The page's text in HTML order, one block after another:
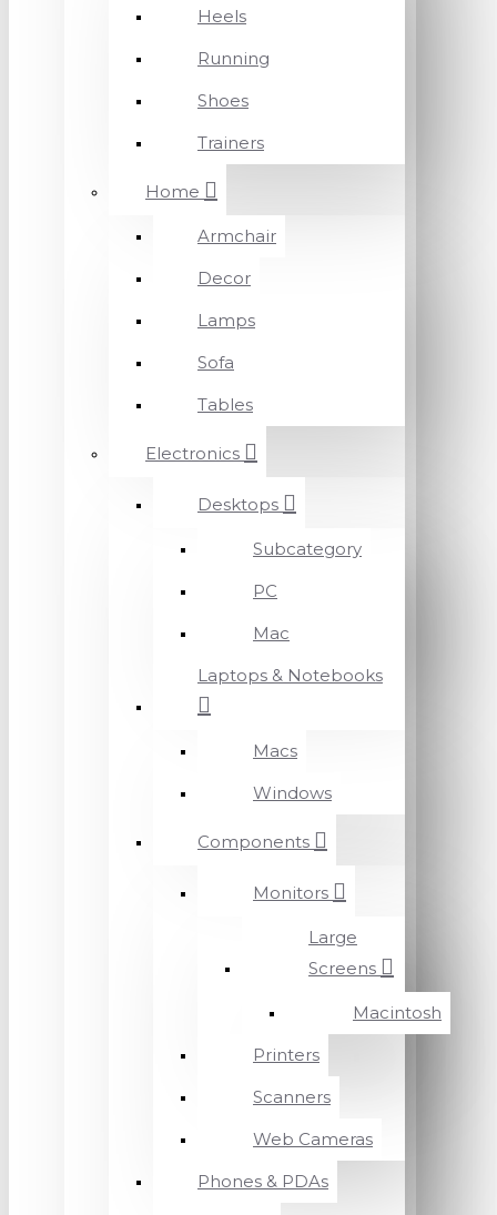
Heels
Running
Shoes
Trainers
Home
Armchair
Decor
Lamps
Sofa
Tables
Electronics
Desktops
Subcategory
PC
Mac
Laptops & Notebooks
Macs
Windows
Components
Monitors
Large
Screens
Macintosh
Printers
Scanners
Web Cameras
Phones & PDAs